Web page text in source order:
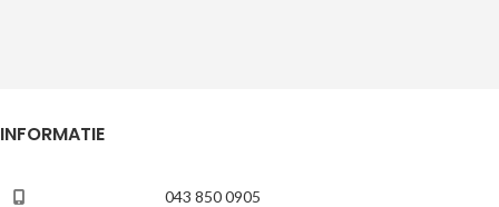
INFORMATIE
043 850 0905